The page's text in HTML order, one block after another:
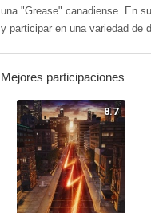
una "Grease" canadiense. En
y participar en una variedad de
Mejores participaciones
8.7